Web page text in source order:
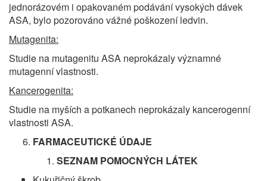
jednorázovém i opakovaném podávání vysokých dávek
ASA, bylo pozorováno vážné poškození ledvin.
Mutagenita:
Studie na mutagenitu ASA neprokázaly významné
mutagenní vlastnosti.
Kancerogenita:
Studie na myších a potkanech neprokázaly kancerogenní
vlastnosti ASA.
FARMACEUTICKÉ ÚDAJE
SEZNAM POMOCNÝCH LÁTEK